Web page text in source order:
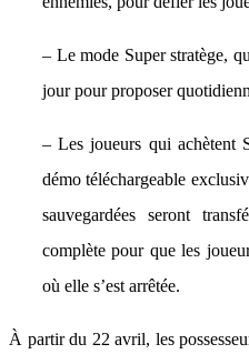
– Le mode Super stratège,
jour pour proposer
– Les joueurs qui achètent
démo téléchargeable
sauvegardées seront
complète pour que les
où elle s’est arrêtée.
À partir du 22 avril, les